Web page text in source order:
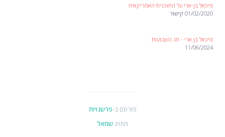
מיכאל בן-ארי על התוכנית האמריקאית
01/02/2020 קישור
מיכאל בן ארי - חג השבועות
11/06/2024
פורסם ב-פרשנויות
מתויגשמאל